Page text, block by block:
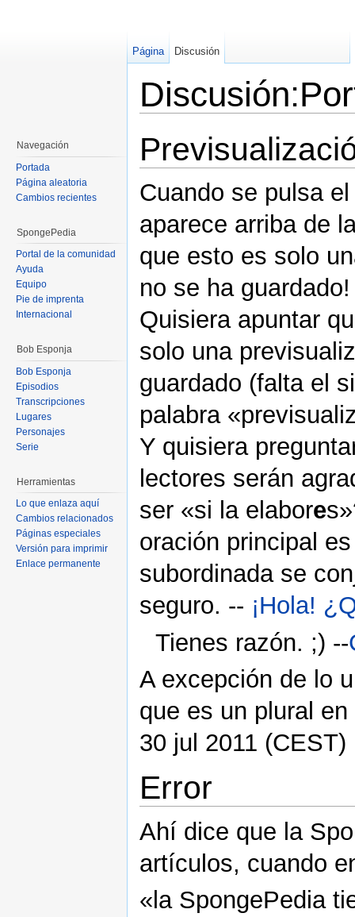
Cuando se pulsa
aparece arriba de
que esto es solo
no se ha guardado!
Quisiera apuntar
solo una
guardado (falta el
palabra
Y quisiera
lectores serán
ser «si la elabore
oración principal
subordinada se
seguro. -- ¡Hola!
Tienes razón. ;) --
A excepción de lo
que es un plural
30 jul 2011 (CEST)
Error
Ahí dice que la
artículos, cuando
«la SpongePedia
Página Discusión
Navegación
Portada
Página aleatoria
Cambios recientes
SpongePedia
Portal de la comunidad
Ayuda
Equipo
Pie de imprenta
Internacional
Bob Esponja
Bob Esponja
Episodios
Transcripciones
Lugares
Personajes
Serie
Herramientas
Lo que enlaza aquí
Cambios relacionados
Páginas especiales
Versión para imprimir
Enlace permanente